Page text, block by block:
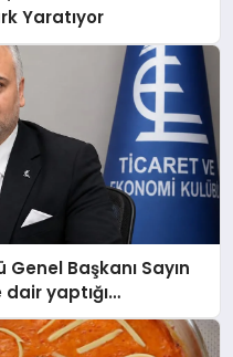
Yaratıyor
Başkanı Sayın
yaptığı